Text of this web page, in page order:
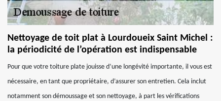
Nettoyage de toit plat à Lourdoueix Saint Michel :
la périodicité de l’opération est indispensable
Pour que votre toiture plate jouisse d’une longévité importante, il vous est
nécessaire, en tant que propriétaire, d’assurer son entretien. Cela inclut
notamment son démoussage et son nettoyage, à part les vérifications